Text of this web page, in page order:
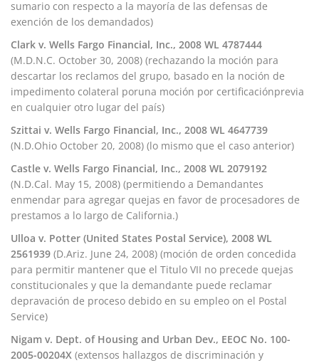
sumario con respecto a la mayoría de las defensas de
exención de los demandados)
Clark v. Wells Fargo Financial, Inc., 2008 WL 4787444
(M.D.N.C. October 30, 2008) (rechazando la moción para
descartar los reclamos del grupo, basado en la noción de
impedimento colateral poruna moción por certificaciónprevia
en cualquier otro lugar del país)
Szittai v. Wells Fargo Financial, Inc., 2008 WL 4647739
(N.D.Ohio October 20, 2008) (lo mismo que el caso anterior)
Castle v. Wells Fargo Financial, Inc., 2008 WL 2079192
(N.D.Cal. May 15, 2008) (permitiendo a Demandantes
enmendar para agregar quejas en favor de procesadores de
prestamos a lo largo de California.)
Ulloa v. Potter (United States Postal Service), 2008 WL
2561939 (D.Ariz. June 24, 2008) (moción de orden concedida
para permitir mantener que el Titulo VII no precede quejas
constitucionales y que la demandante puede reclamar
depravación de proceso debido en su empleo on el Postal
Service)
Nigam v. Dept. of Housing and Urban Dev., EEOC No. 100-
2005-00204X (extensos hallazgos de discriminación y